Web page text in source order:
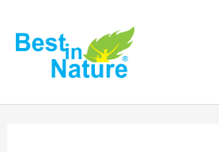
content